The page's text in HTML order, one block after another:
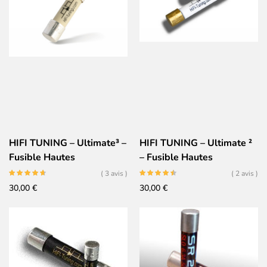
99,00 €.
79,00 €.
39,90 €.
25,00 €.
HIFI TUNING – Ultimate³ –
Fusible Hautes
Performances 6×32 –
Argent Céramique
( 3 avis )
30,00 €
HIFI TUNING – Ultimate ²
– Fusible Hautes
Performances 6×32 – Or
Céramique Argent
( 2 avis )
30,00 €